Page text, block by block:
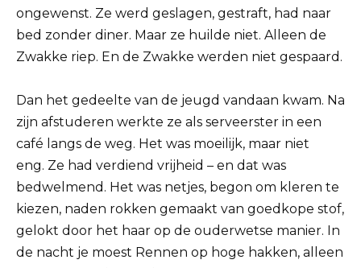
ongewenst. Ze werd geslagen, gestraft, had naar
bed zonder diner. Maar ze huilde niet. Alleen de
Zwakke riep. En de Zwakke werden niet gespaard.
Dan het gedeelte van de jeugd vandaan kwam. Na
zijn afstuderen werkte ze als serveerster in een
café langs de weg. Het was moeilijk, maar niet
eng. Ze had verdiend vrijheid – en dat was
bedwelmend. Het was netjes, begon om kleren te
kiezen, naden rokken gemaakt van goedkope stof,
gelokt door het haar op de ouderwetse manier. In
de nacht je moest Rennen op hoge hakken, alleen